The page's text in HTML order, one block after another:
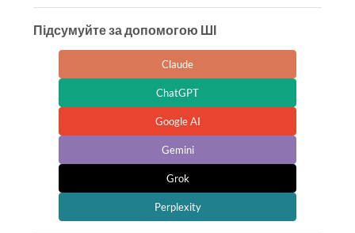
Підсумуйте за допомогою ШІ
Claude
ChatGPT
Google AI
Gemini
Grok
Perplexity